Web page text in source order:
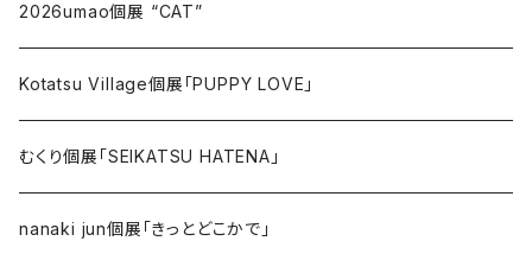
2026umao個展 “CAT”
Kotatsu Village個展「PUPPY LOVE」
むくり個展「SEIKATSU HATENA」
nanaki jun個展「きっとどこかで」